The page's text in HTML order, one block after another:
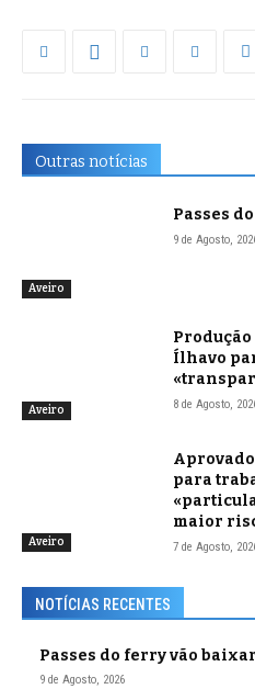
Outras notícias
Aveiro
Passes
9 de Agosto,
Aveiro
Ílhavo
8 de Agosto,
Aveiro
para
maior
7 de Agosto,
NOTÍCIAS RECENTES
Passes do ferry vão
9 de Agosto, 2026